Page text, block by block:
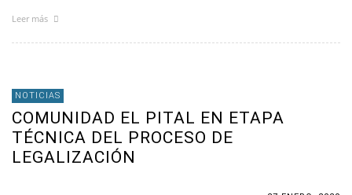
Leer más
NOTICIAS
COMUNIDAD EL PITAL EN ETAPA
TÉCNICA DEL PROCESO DE
LEGALIZACIÓN